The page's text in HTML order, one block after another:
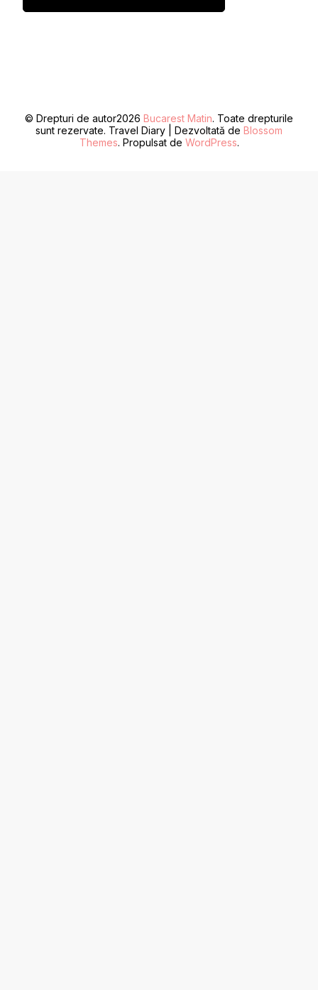
© Drepturi de autor2026 Bucarest Matin. Toate drepturile
sunt rezervate. Travel Diary | Dezvoltată de Blossom
Themes. Propulsat de WordPress.